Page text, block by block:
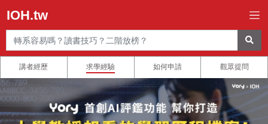
IOH.tw
講者經歷 求學經驗 如何申請 觀眾提問